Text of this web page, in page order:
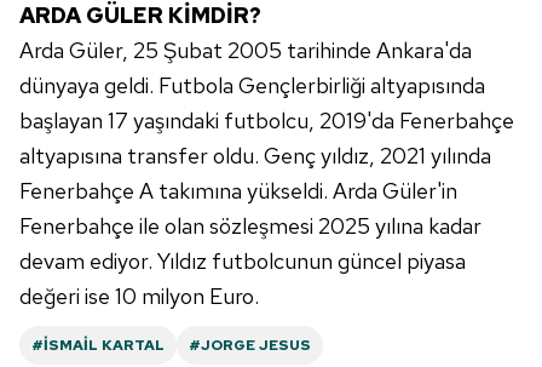
ARDA GÜLER KİMDİR?
Arda Güler, 25 Şubat 2005 tarihinde Ankara'da
dünyaya geldi. Futbola Gençlerbirliği altyapısında
başlayan 17 yaşındaki futbolcu, 2019'da Fenerbahçe
altyapısına transfer oldu. Genç yıldız, 2021 yılında
Fenerbahçe A takımına yükseldi. Arda Güler'in
Fenerbahçe ile olan sözleşmesi 2025 yılına kadar
devam ediyor. Yıldız futbolcunun güncel piyasa
değeri ise 10 milyon Euro.
#İSMAIL KARTAL #JORGE JESUS